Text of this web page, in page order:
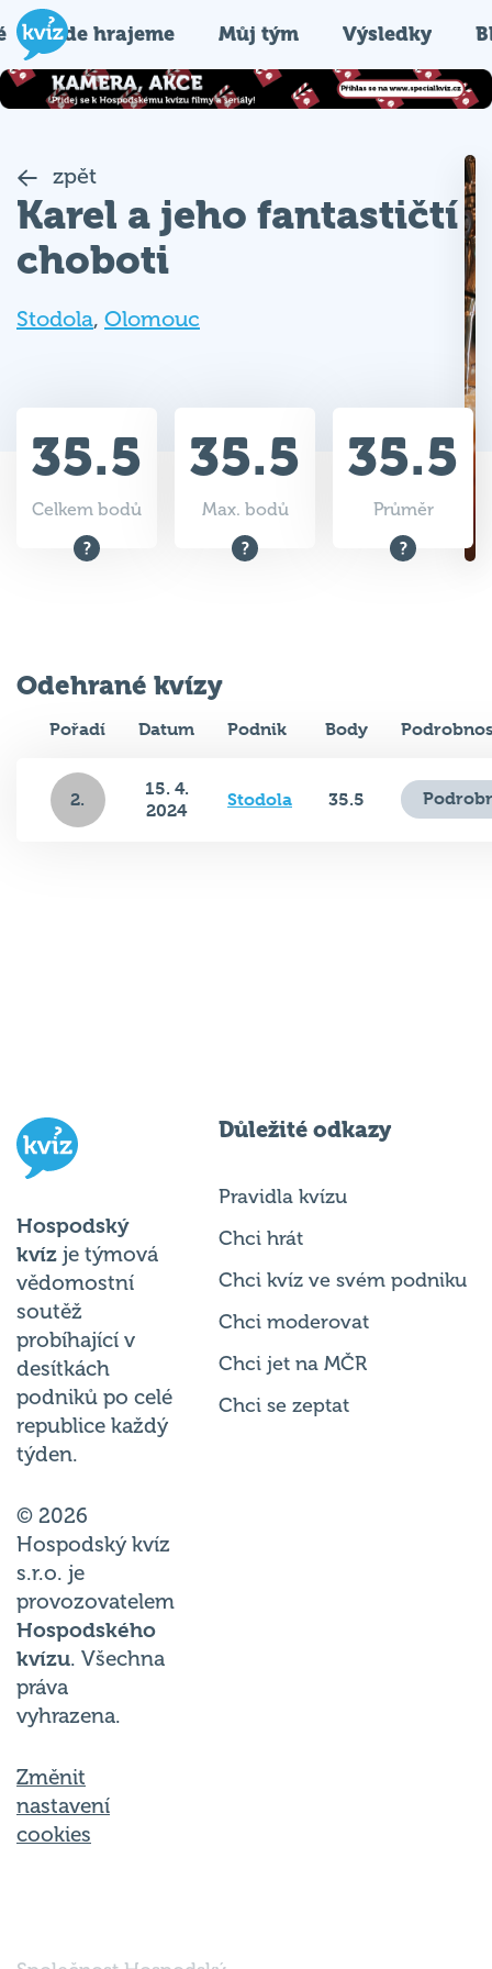
Kde hrajeme Můj tým Výsledky
zpět
Karel a jeho fantastičtí
choboti
Stodola, Olomouc
35.5
Celkem bodů
35.5
Max. bodů
35.5
Průměr
Odehrané kvízy
Pořadí Datum Podnik Body
2.
15. 4.
2024
Stodola 35.5
Hospodský
kvíz je týmová
vědomostní
soutěž
probíhající v
desítkách
podniků po celé
republice každý
týden.
© 2026
Hospodský kvíz
s.r.o. je
provozovatelem
Hospodského
kvízu. Všechna
práva
vyhrazena.
Změnit
nastavení
cookies
Důležité odkazy
Pravidla kvízu
Chci hrát
Chci kvíz ve svém podniku
Chci moderovat
Chci jet na MČR
Chci se zeptat